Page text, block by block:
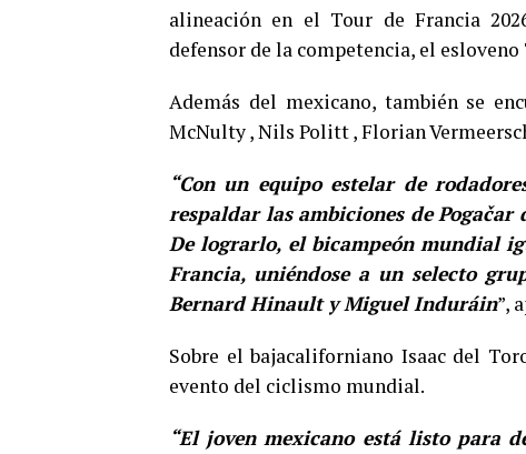
alineación en el Tour de Francia
defensor de la competencia, el esloveno
Además del mexicano, también se
McNulty , Nils Politt , Florian
“Con un equipo estelar de
respaldar las ambiciones de
De lograrlo, el bicampeón mundial
Francia, uniéndose a un selecto
Bernard Hinault y Miguel Induráin”,
Sobre el bajacaliforniano Isaac del
evento del ciclismo mundial.
“El joven mexicano está listo para